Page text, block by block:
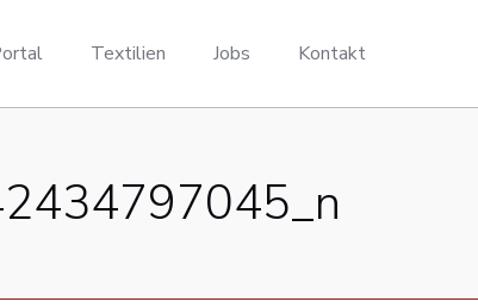
Textilien Jobs Kontakt